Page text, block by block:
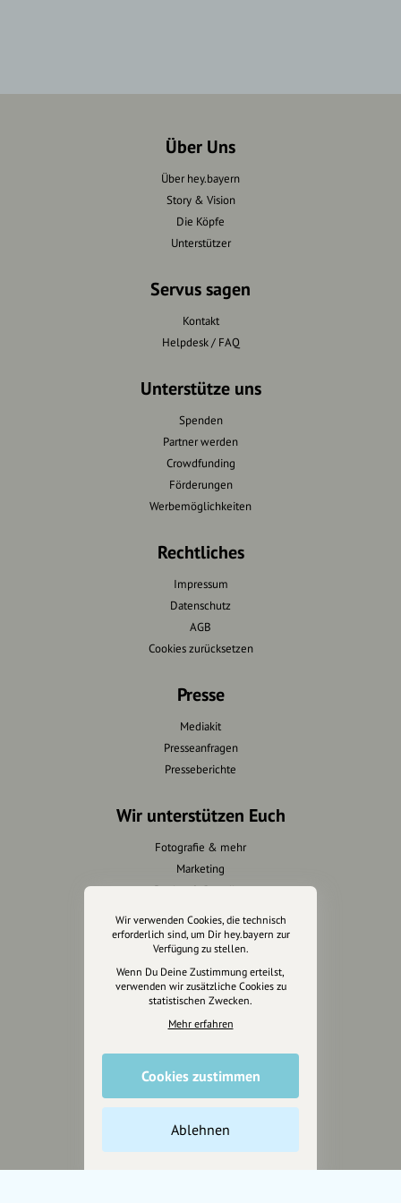
Über Uns
Über hey.bayern
Story & Vision
Die Köpfe
Unterstützer
Servus sagen
Kontakt
Helpdesk / FAQ
Unterstütze uns
Spenden
Partner werden
Crowdfunding
Förderungen
Werbemöglichkeiten
Rechtliches
Impressum
Datenschutz
AGB
Cookies zurücksetzen
Presse
Mediakit
Presseanfragen
Presseberichte
Wir unterstützen Euch
Fotografie & mehr
Marketing
Design & Branding
Unterstütze
unsere Plattform
hey.bayern ist ein Projekt von
uns für unsere Region und
wollen.
Wir verwenden Cookies, die technisch
erforderlich sind, um Dir hey.bayern zur
Verfügung zu stellen.
Wenn Du Deine Zustimmung erteilst,
verwenden wir zusätzliche Cookies zu
statistischen Zwecken.
Mehr erfahren
Cookies zustimmen
Ablehnen